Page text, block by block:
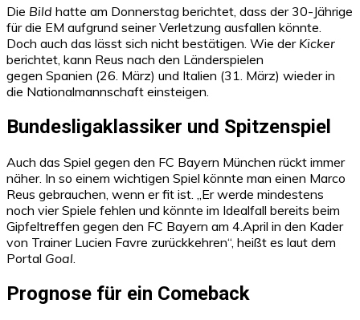
Die Bild hatte am Donnerstag berichtet, dass der 30-Jährige
für die EM aufgrund seiner Verletzung ausfallen könnte.
Doch auch das lässt sich nicht bestätigen. Wie der Kicker
berichtet, kann Reus nach den Länderspielen
gegen Spanien (26. März) und Italien (31. März) wieder in
die Nationalmannschaft einsteigen.
Bundesligaklassiker und Spitzenspiel
Auch das Spiel gegen den FC Bayern München rückt immer
näher. In so einem wichtigen Spiel könnte man einen Marco
Reus gebrauchen, wenn er fit ist. „Er werde mindestens
noch vier Spiele fehlen und könnte im Idealfall bereits beim
Gipfeltreffen gegen den FC Bayern am 4.April in den Kader
von Trainer Lucien Favre zurückkehren“, heißt es laut dem
Portal Goal.
Prognose für ein Comeback